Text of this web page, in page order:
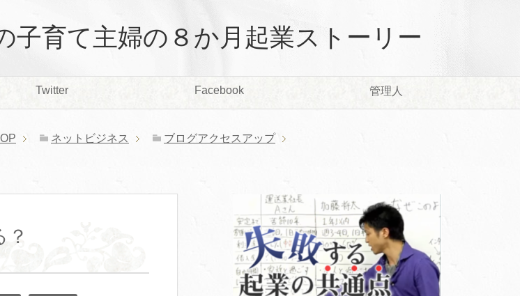
子育て主婦の８か月起業ストーリー
Twitter Facebook 管理人
ネットビジネス
ブログアクセスアップ